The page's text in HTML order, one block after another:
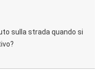
sulla strada quando si